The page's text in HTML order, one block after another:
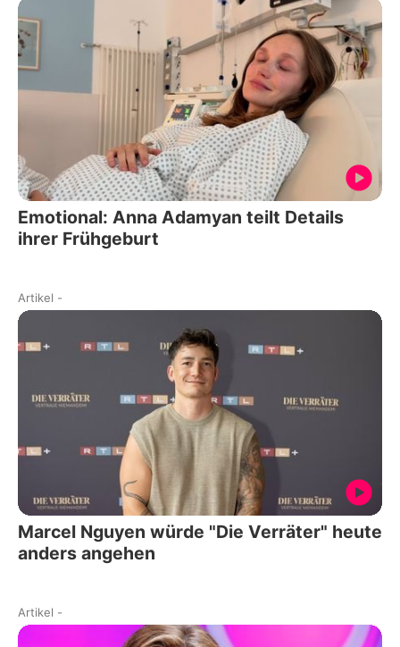
Emotional: Anna Adamyan teilt Details
ihrer Frühgeburt
Artikel -
Marcel Nguyen würde "Die Verräter" heute
anders angehen
Artikel -